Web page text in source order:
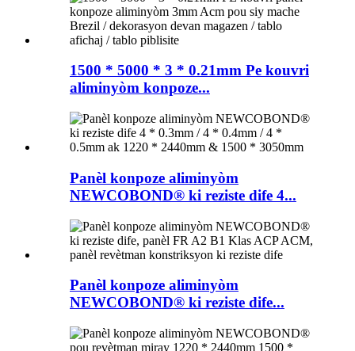
1500 * 5000 * 3 * 0.21mm Pe kouvri
aliminyòm konpoze...
Panèl konpoze aliminyòm
NEWCOBOND® ki reziste dife 4...
Panèl konpoze aliminyòm
NEWCOBOND® ki reziste dife...